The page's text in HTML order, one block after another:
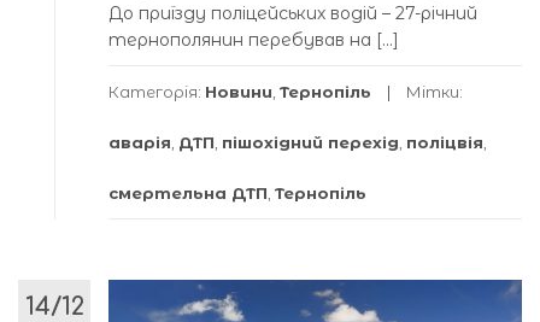
До приїзду поліцейських водій – 27-річний
тернополянин перебував на […]
Категорія: Новини Тернопіль Мітки:
аварія ДТП пішохідний перехід поліцвія
смертельна ДТП Тернопіль
14/12